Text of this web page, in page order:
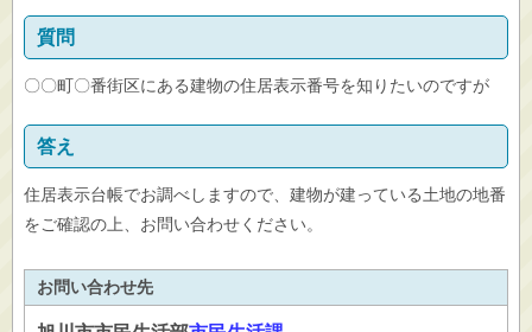
質問
〇〇町〇番街区にある建物の住居表示番号を知りたいのですが
答え
住居表示台帳でお調べしますので、建物が建っている土地の地番
をご確認の上、お問い合わせください。
お問い合わせ先